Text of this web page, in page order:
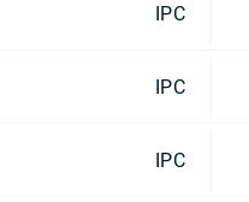
IPC
IPC
IPC